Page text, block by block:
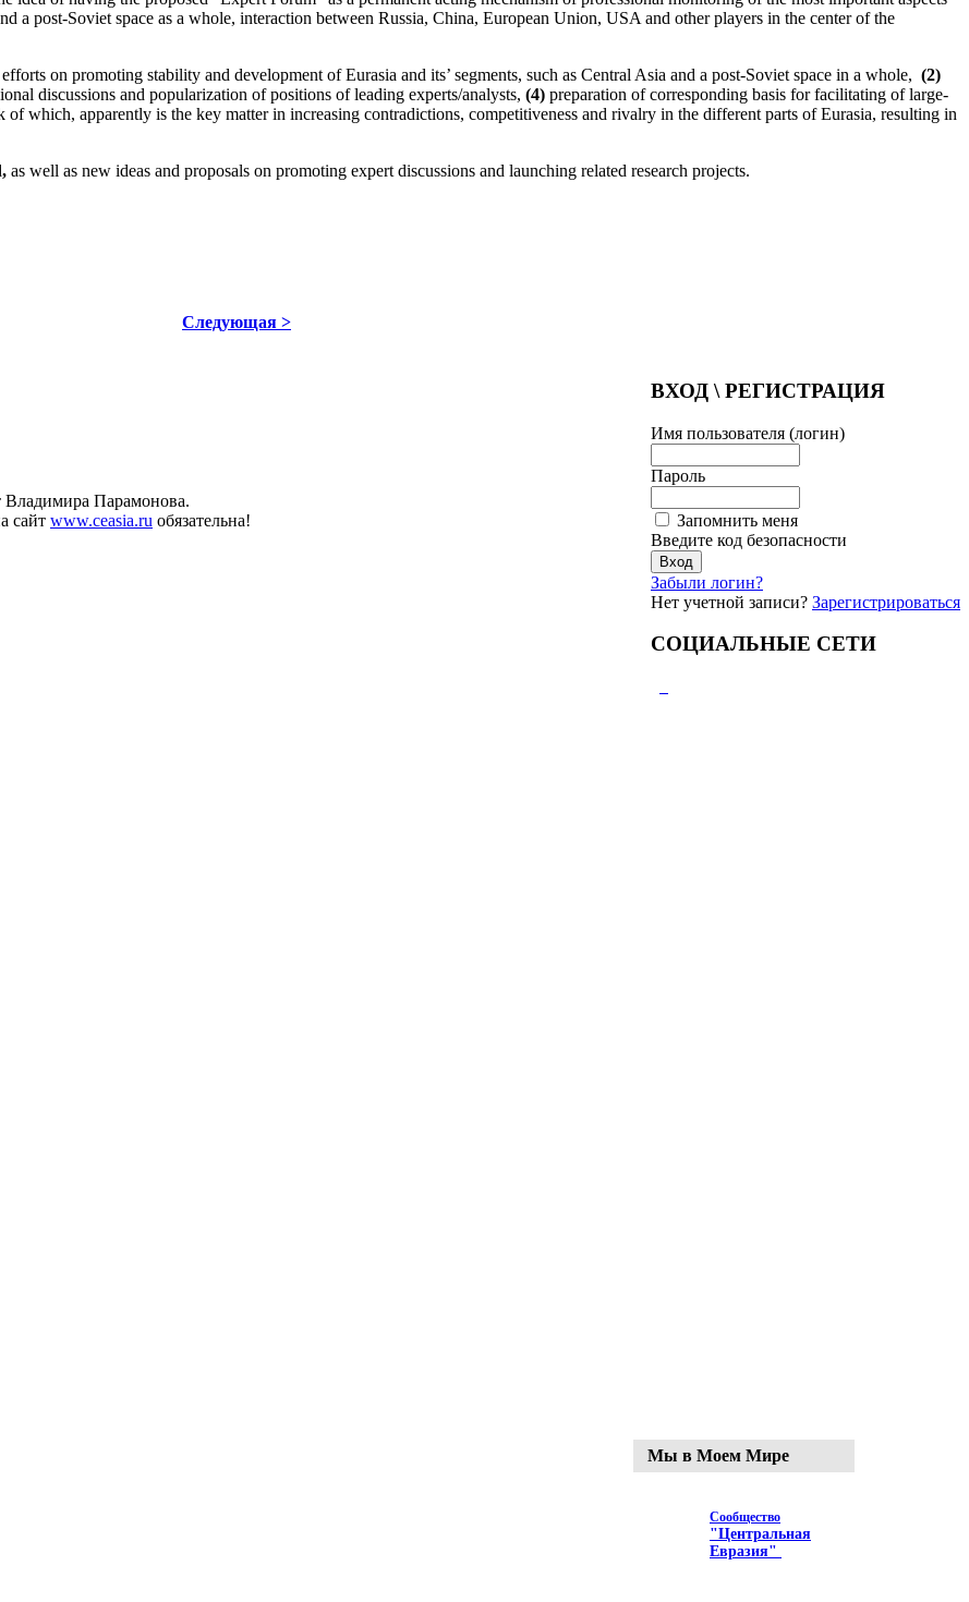
a post-Soviet space as a whole, interaction between Russia, China, European Union, USA and other players in the center of the
on promoting stability and development of Eurasia and its’ segments, such as Central Asia and a post-Soviet space in a whole, (2)
discussions and popularization of positions of leading experts/analysts, (4) preparation of corresponding basis for facilitating of large-
of which, apparently is the key matter in increasing contradictions, competitiveness and rivalry in the different parts of Eurasia, resulting in
as well as new ideas and proposals on promoting expert discussions and launching related research projects.
Следующая >
ВХОД \ РЕГИСТРАЦИЯ
Имя пользователя (логин)
Пароль
Запомнить меня
Введите код безопасности
Забыли логин?
Нет учетной записи? Зарегистрироваться
СОЦИАЛЬНЫЕ СЕТИ
Мы в Моем Мире
Сообщество
"Центральная
Евразия"
Владимира Парамонова.
сайт www.ceasia.ru обязательна!